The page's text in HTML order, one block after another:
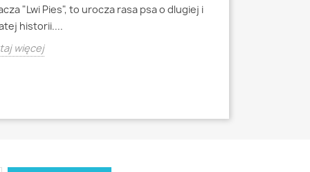
"Lwi Pies", to urocza rasa psa o dlugiej i
historii....
więcej